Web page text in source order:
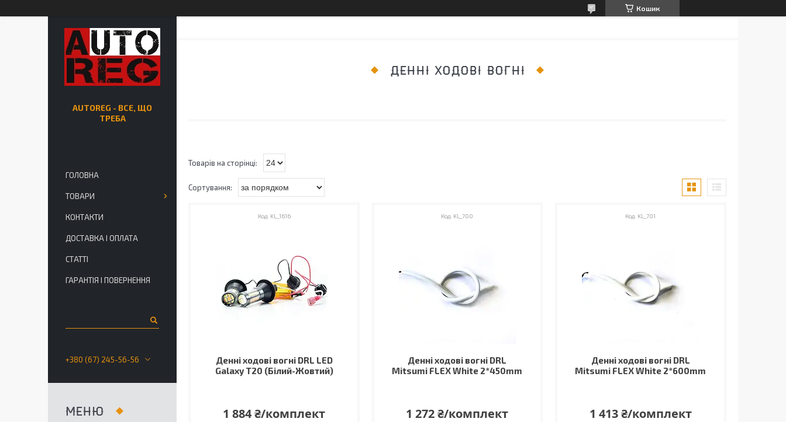
Кошик
ДЕННІ ХОДОВІ ВОГНІ
KL_1616
Денні ходові вогні DRL LED
Galaxy T20 (Білий-Жовтий)
1 884 ₴/комплект
KL_700
Денні ходові вогні DRL
Mitsumi FLEX White 2*450mm
1 272 ₴/комплект
KL_701
Денні ходові вогні DRL
Mitsumi FLEX White 2*600mm
1 413 ₴/комплект
AUTOREG - ВСЕ, ЩО
ТРЕБА
ГОЛОВНА
ТОВАРИ
КОНТАКТИ
ДОСТАВКА І ОПЛАТА
СТАТТІ
ГАРАНТІЯ І ПОВЕРНЕННЯ
+380 (67) 245-56-56